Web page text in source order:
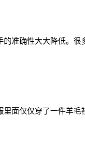
准确性大大降低。
面仅仅穿了一件羊毛